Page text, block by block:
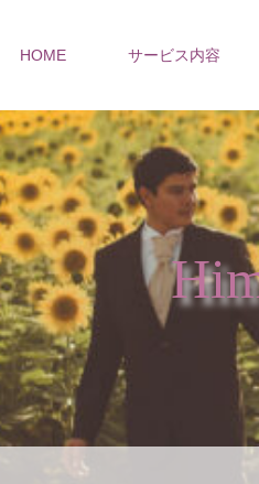
HOME サービス内容